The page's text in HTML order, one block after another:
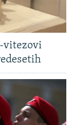
vitezovi